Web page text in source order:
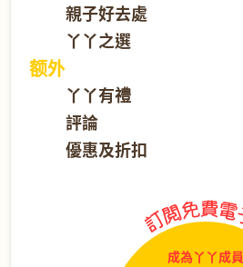
親子好去處
丫丫之選
额外
丫丫有禮
評論
優惠及折扣
成為丫丫成員